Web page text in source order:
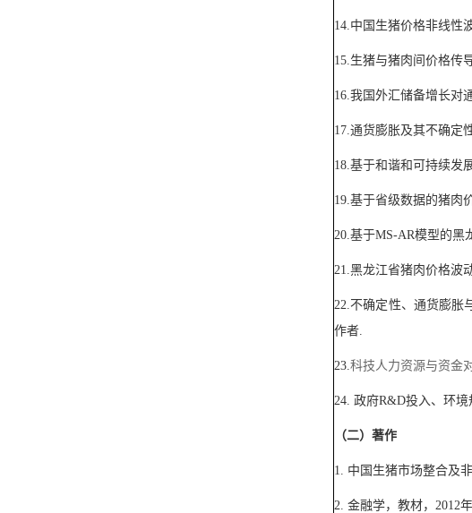
14.中国生猪价格非线性
15.生猪与猪肉间价格传
16.我国外汇储备增长对
17.通货膨胀及其不确定
18.基于和谐和可持续发
19.基于省级数据的猪肉
20.基于MS-AR模型的黑
21.黑龙江省猪肉价格波
22.不确定性、通货膨胀
作者.
23.科技人力资源与资金
24. 政府R&D投入、环境
（二）著作
1. 中国生猪市场整合及
2. 金融学，教材， 2012年